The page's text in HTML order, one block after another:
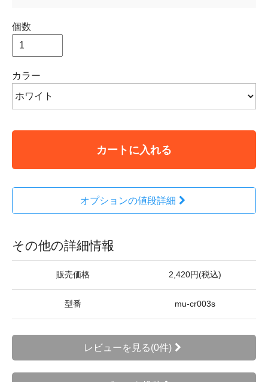
個数
カラー
カートに入れる
オプションの値段詳細
その他の詳細情報
販売価格 2,420円(税込)
型番 mu-cr003s
レビューを見る(0件)